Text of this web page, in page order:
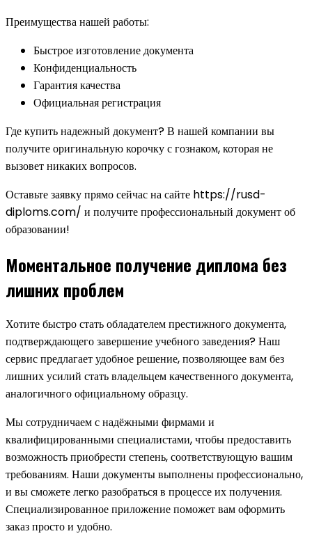
Преимущества нашей работы:
Быстрое изготовление документа
Конфиденциальность
Гарантия качества
Официальная регистрация
Где купить надежный документ? В нашей компании вы
получите оригинальную корочку с гознаком, которая не
вызовет никаких вопросов.
Оставьте заявку прямо сейчас на сайте https://rusd-
diploms.com/ и получите профессиональный документ об
образовании!
Моментальное получение диплома без
лишних проблем
Хотите быстро стать обладателем престижного документа,
подтверждающего завершение учебного заведения? Наш
сервис предлагает удобное решение, позволяющее вам без
лишних усилий стать владельцем качественного документа,
аналогичного официальному образцу.
Мы сотрудничаем с надёжными фирмами и
квалифицированными специалистами, чтобы предоставить
возможность приобрести степень, соответствующую вашим
требованиям. Наши документы выполнены профессионально,
и вы сможете легко разобраться в процессе их получения.
Специализированное приложение поможет вам оформить
заказ просто и удобно.